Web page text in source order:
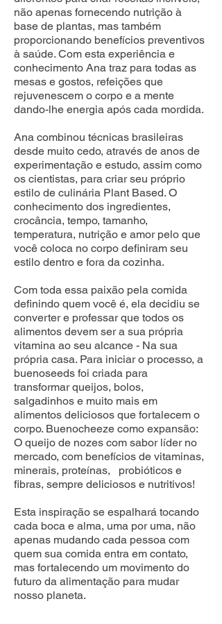
não apenas fornecendo nutrição à
base de plantas, mas também
proporcionando benefícios preventivos
à saúde. Com esta experiência e
conhecimento Ana traz para todas as
mesas e gostos, refeições que
rejuvenescem o corpo e a mente
dando-lhe energia após cada mordida.
Ana combinou técnicas brasileiras
desde muito cedo, através de anos de
experimentação e estudo, assim como
os cientistas, para criar seu próprio
estilo de culinária Plant Based. O
conhecimento dos ingredientes,
crocância, tempo, tamanho,
temperatura, nutrição e amor pelo que
você coloca no corpo definiram seu
estilo dentro e fora da cozinha.
Com toda essa paixão pela comida
definindo quem você é, ela decidiu se
converter e professar que todos os
alimentos devem ser a sua própria
vitamina ao seu alcance - Na sua
própria casa. Para iniciar o processo, a
buenoseeds foi criada para
transformar queijos, bolos,
salgadinhos e muito mais em
alimentos deliciosos que fortalecem o
corpo. Buenocheeze como expansão:
O queijo de nozes com sabor líder no
mercado, com benefícios de vitaminas,
minerais, proteínas, probióticos e
fibras, sempre deliciosos e nutritivos!
Esta inspiração se espalhará tocando
cada boca e alma, uma por uma, não
apenas mudando cada pessoa com
quem sua comida entra em contato,
mas fortalecendo um movimento do
futuro da alimentação para mudar
nosso planeta.